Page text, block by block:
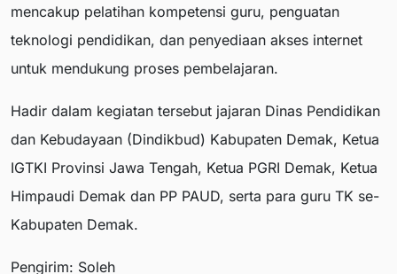
mencakup pelatihan kompetensi guru, penguatan
teknologi pendidikan, dan penyediaan akses internet
untuk mendukung proses pembelajaran.
Hadir dalam kegiatan tersebut jajaran Dinas Pendidikan
dan Kebudayaan (Dindikbud) Kabupaten Demak, Ketua
IGTKI Provinsi Jawa Tengah, Ketua PGRI Demak, Ketua
Himpaudi Demak dan PP PAUD, serta para guru TK se-
Kabupaten Demak.
Pengirim: Soleh